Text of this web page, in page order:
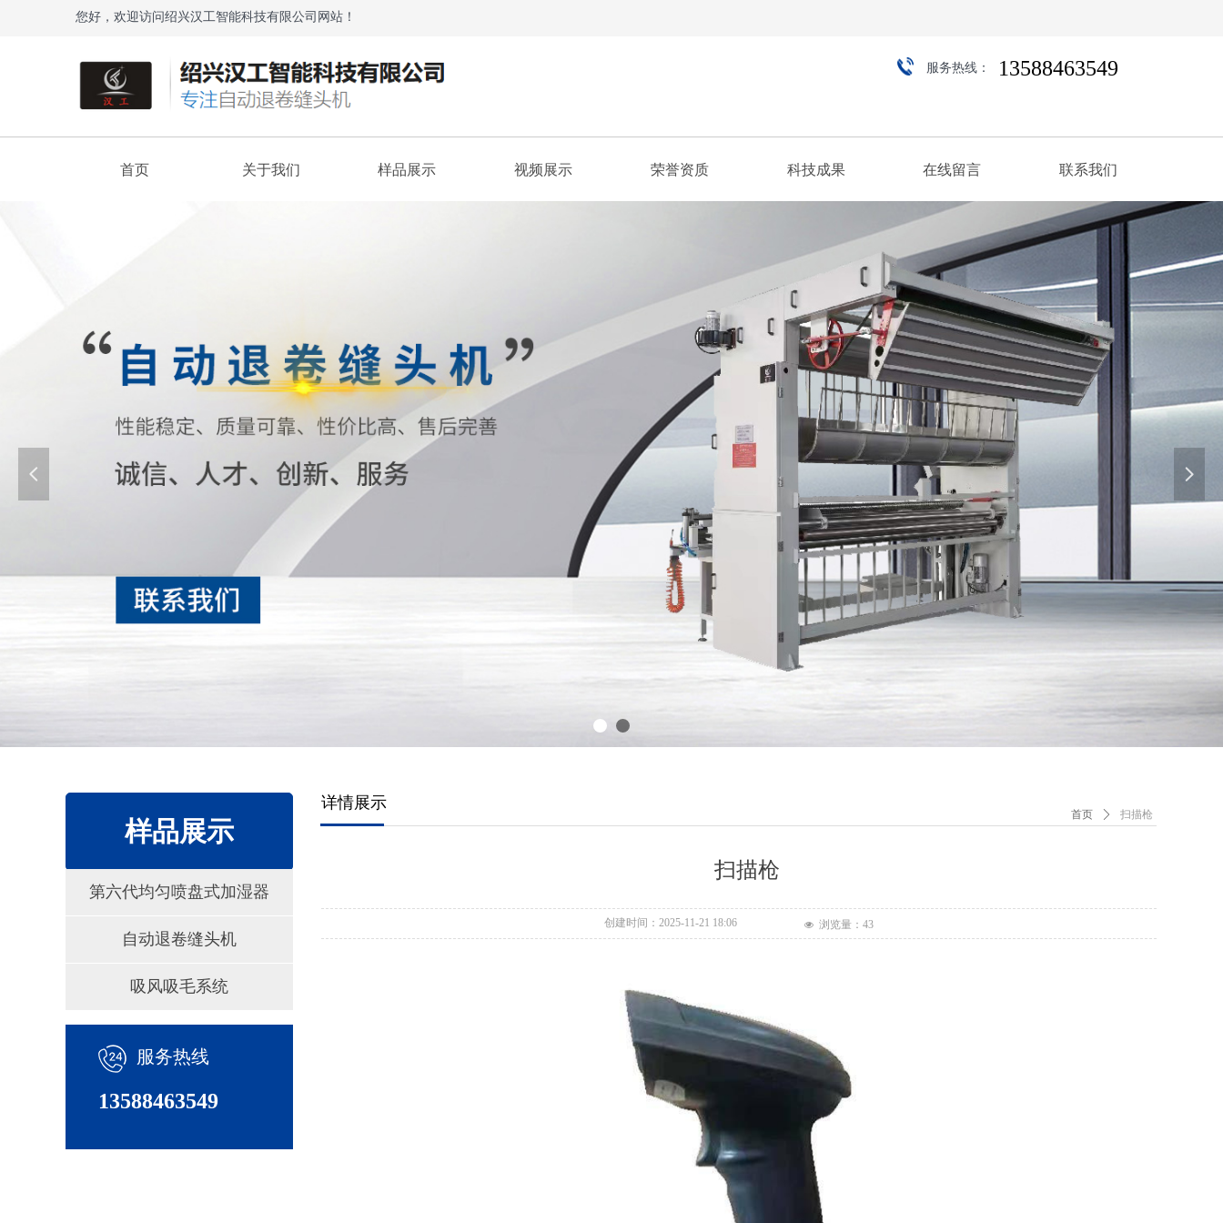
넳 넲
首页 关于我们 样品展示 视频展示 荣誉资质 科技成果 在线留言 联系我们
服务热线： 13588463549
您好，欢迎访问绍兴汉工智能科技有限公司网站！
详情展示
扫描枪
创建时间： 2025-11-21 18:06 넶 浏览量： 43
首页 ꄲ 扫描枪
样品展示
第六代均匀喷盘式加湿器
自动退卷缝头机
吸风吸毛系统
13588463549
服务热线